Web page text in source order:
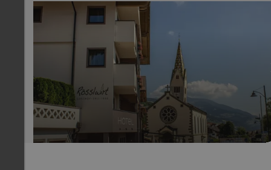
Barbian im Eisacktal
Die malerische Ortschaft oberhalb des Eisacktals wird
Weinbergen, Kastanienhainen, Wiesen und Wäldern
umgeben.
Internet Consulting - Fabian Auer